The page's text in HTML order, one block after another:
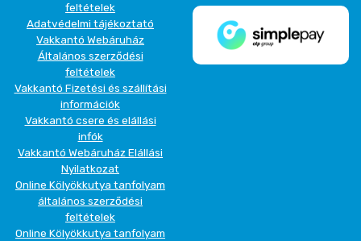
feltételek
Adatvédelmi tájékoztató
Vakkantó Webáruház
Általános szerződési
feltételek
Vakkantó Fizetési és szállítási
információk
Vakkantó csere és elállási
infók
Vakkantó Webáruház Elállási
Nyilatkozat
Online Kölyökkutya tanfolyam
általános szerződési
feltételek
Online Kölyökkutya tanfolyam